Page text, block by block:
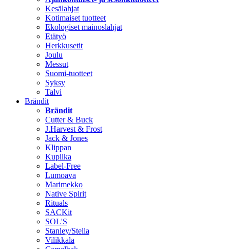
Kesälahjat
Kotimaiset tuotteet
Ekologiset mainoslahjat
Etätyö
Herkkusetit
Joulu
Messut
Suomi-tuotteet
Syksy
Talvi
Brändit
Brändit
Cutter & Buck
J.Harvest & Frost
Jack & Jones
Klippan
Kupilka
Label-Free
Lumoava
Marimekko
Native Spirit
Rituals
SACKit
SOL'S
Stanley/Stella
Vilikkala